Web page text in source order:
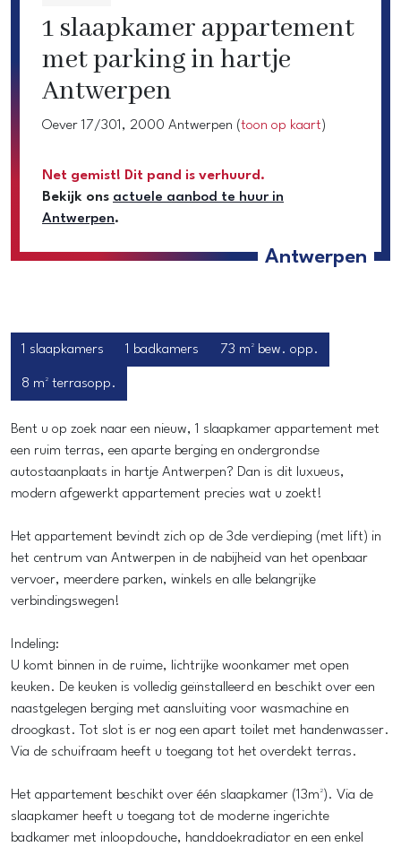
1 slaapkamer appartement
met parking in hartje
Antwerpen
Oever 17/301, 2000 Antwerpen (toon op kaart)
Net gemist! Dit pand is verhuurd.
Bekijk ons actuele aanbod te huur in
Antwerpen.
Antwerpen
1 slaapkamers 1 badkamers 73 m² bew. opp.
8 m² terrasopp.
Bent u op zoek naar een nieuw, 1 slaapkamer appartement met
een ruim terras, een aparte berging en ondergrondse
autostaanplaats in hartje Antwerpen? Dan is dit luxueus,
modern afgewerkt appartement precies wat u zoekt!
Het appartement bevindt zich op de 3de verdieping (met lift) in
het centrum van Antwerpen in de nabijheid van het openbaar
vervoer, meerdere parken, winkels en alle belangrijke
verbindingswegen!
Indeling:
U komt binnen in de ruime, lichtrijke woonkamer met open
keuken. De keuken is volledig geïnstalleerd en beschikt over een
naastgelegen berging met aansluiting voor wasmachine en
droogkast. Tot slot is er nog een apart toilet met handenwasser.
Via de schuifraam heeft u toegang tot het overdekt terras.
Het appartement beschikt over één slaapkamer (13m²). Via de
slaapkamer heeft u toegang tot de moderne ingerichte
badkamer met inloopdouche, handdoekradiator en een enkel